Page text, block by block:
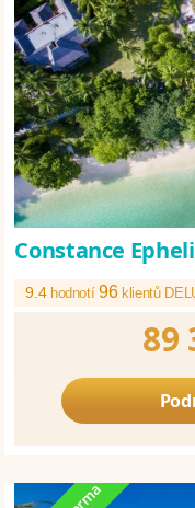
Constance
9.4 hodnotí96klientů
89